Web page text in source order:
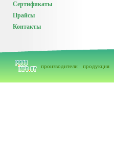
Сертификаты
Прайсы
Контакты
производители продукция